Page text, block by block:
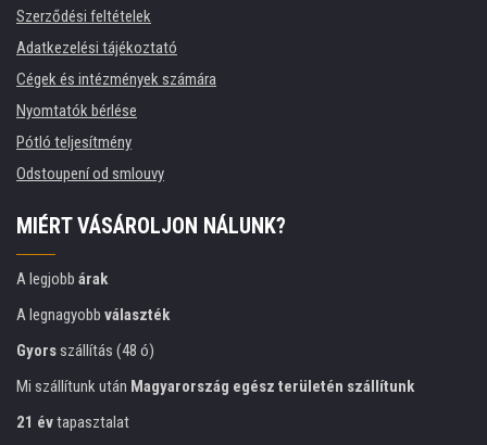
Szerződési feltételek
Adatkezelési tájékoztató
Cégek és intézmények számára
Nyomtatók bérlése
Pótló teljesítmény
Odstoupení od smlouvy
MIÉRT VÁSÁROLJON NÁLUNK?
A legjobb árak
A legnagyobb választék
Gyorsszállítás (48 ó)
Mi szállítunk után Magyarország egész területén szállítunk
21 évtapasztalat